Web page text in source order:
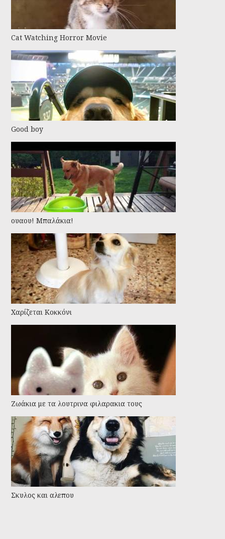
Cat Watching Horror Movie
Good boy
ουαου! Μπαλάκια!
Χαρίζεται Κοκκόνι
Ζωάκια με τα λουτρινα φιλαρακια τους
Σκυλος και αλεπου